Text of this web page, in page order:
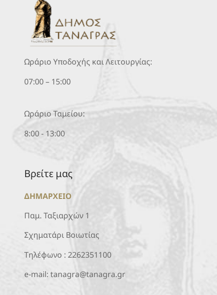
Ωράριο Υποδοχής και Λειτουργίας:
07:00 – 15:00
Ωράριο Ταμείου:
8:00 - 13:00
Βρείτε μας
ΔΗΜΑΡΧΕΙΟ
Παμ. Ταξιαρχών 1
Σχηματάρι Βοιωτίας
Τηλέφωνο : 2262351100
e-mail: tanagra@tanagra.gr